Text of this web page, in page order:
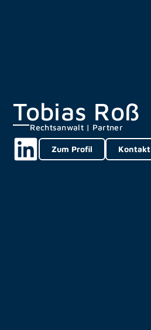
Tobias Roß
Rechtsanwalt | Partner
Zum Profil Kontakt